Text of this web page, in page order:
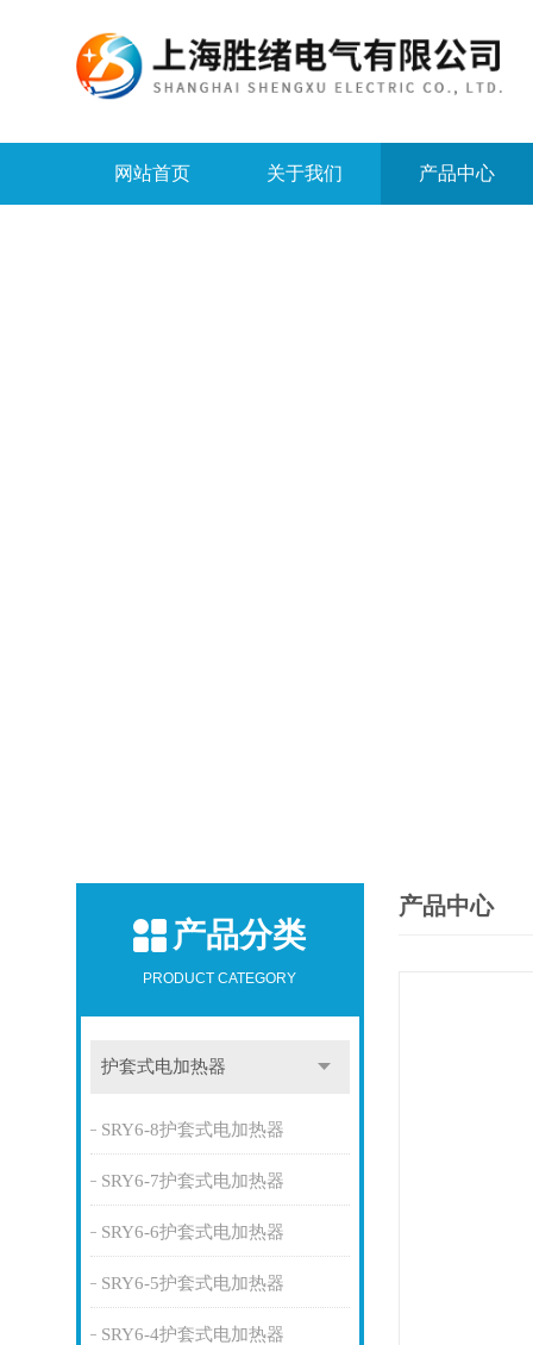
网站首页 关于我们 产品中心
产品分类
PRODUCT CATEGORY
护套式电加热器
SRY6-8护套式电加热器
SRY6-7护套式电加热器
SRY6-6护套式电加热器
SRY6-5护套式电加热器
SRY6-4护套式电加热器
产品中心